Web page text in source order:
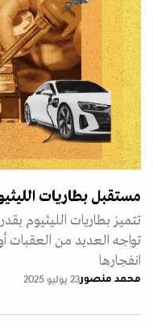
مستقبل بطاريات
تتميز بطاريات الليثيوم
تواجه العديد من العقبات
انفجارها
محمد منصور23 يوليو 2025